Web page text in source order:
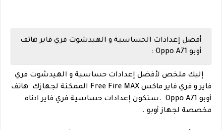
أفضل إعدادات الحساسية و الهيدشوت فري فاير هاتف
أوبو Oppo A71 :
إليك ملخص لأفضل إعدادات حساسية و الهيدشوت فري
فاير و فري فاير ماكس Free Fire MAX الممكنة لجهازك
هاتف
أوبو Oppo A71 .
ستكون إعدادات حساسية فري فاير ادناه
مخصصة لجهاز أوبو .